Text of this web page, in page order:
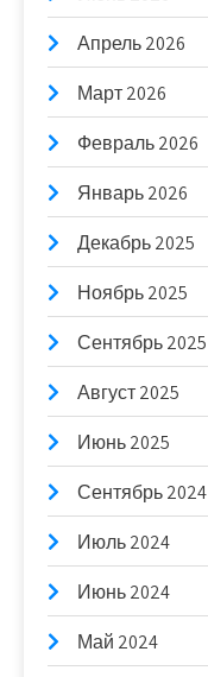
Апрель 2026
Март 2026
Февраль 2026
Январь 2026
Декабрь 2025
Ноябрь 2025
Сентябрь 2025
Август 2025
Июнь 2025
Сентябрь 2024
Июль 2024
Июнь 2024
Май 2024